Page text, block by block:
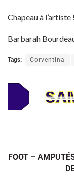
Chapeau à l’artiste !
Barbarah
Tags: Corventina
FOOT –